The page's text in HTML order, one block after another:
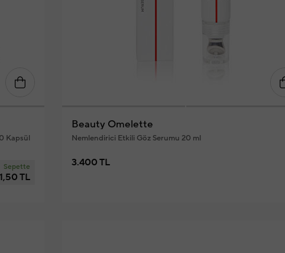
Kapsül
Sepette
TL
Beauty Omelette
Nemlendirici Etkili Göz Serumu 20 ml
3.400 TL